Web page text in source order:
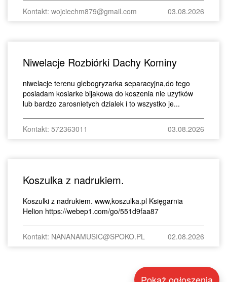
Kontakt: wojciechm879@gmail.com 03.08.2026
Niwelacje Rozbiórki Dachy Kominy
niwelacje terenu glebogryzarka separacyjna,do tego
posiadam kosiarke bijakowa do koszenia nie uzytków
lub bardzo zarosnietych dzialek i to wszystko je...
Kontakt: 572363011 03.08.2026
Koszulka z nadrukiem.
Koszulki z nadrukiem. www,koszulka.pl Księgarnia
Helion https://webep1.com/go/551d9faa87
Kontakt: NANANAMUSIC@SPOKO.PL 02.08.2026
Pokaż ogłoszenia